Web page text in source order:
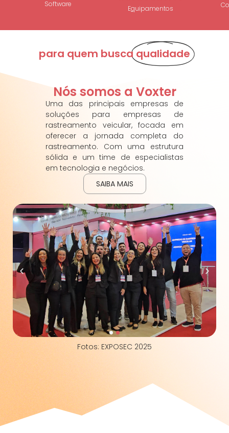
Software
Equipamentos
para quem busca qualidade
Fotos: EXPOSEC 2025
Nós somos a Voxter
Uma das principais empresas de
soluções para empresas de
rastreamento veicular, focada em
oferecer a jornada completa do
rastreamento. Com uma estrutura
sólida e um time de especialistas
em tecnologia e negócios.
SAIBA MAIS